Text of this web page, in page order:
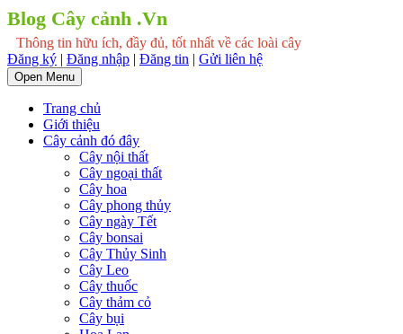
Blog Cây cảnh .Vn
Thông tin hữu ích, đầy đủ, tốt nhất về các loài cây
Đăng ký | Đăng nhập | Đăng tin | Gửi liên hệ
Open Menu
Trang chủ
Giới thiệu
Cây cảnh đó đây
Cây nội thất
Cây ngoại thất
Cây hoa
Cây phong thủy
Cây ngày Tết
Cây bonsai
Cây Thủy Sinh
Cây Leo
Cây thuốc
Cây thảm cỏ
Cây bụi